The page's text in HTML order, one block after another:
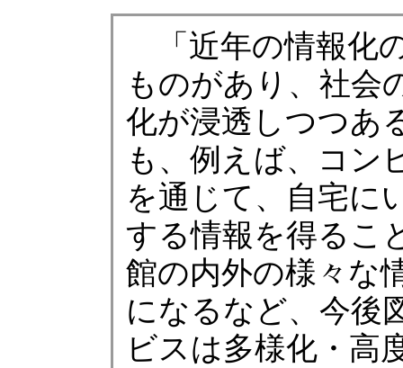
「近年の情報化
ものがあり、社会
化が浸透しつつあ
も、例えば、コン
を通じて、自宅に
する情報を得るこ
館の内外の様々な
になるなど、今後
ビスは多様化・高